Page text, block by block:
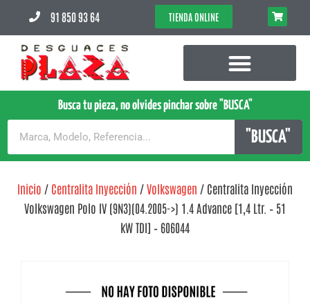
91 850 93 64 TIENDA ONLINE
Busca tu pieza, no olvides pinchar sobre "BUSCA"
"BUSCA"
Inicio / Centralita Inyección /Volkswagen / Centralita Inyección
Volkswagen Polo IV (9N3)(04.2005->) 1.4 Advance [1,4 Ltr. – 51
kW TDI] – 606044